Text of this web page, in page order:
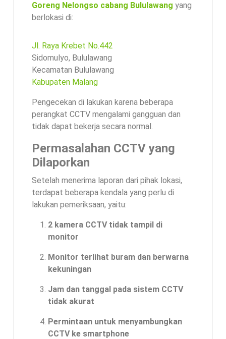
Goreng Nelongso cabang Bululawang yang
berlokasi di:
Jl. Raya Krebet No.442
Sidomulyo, Bululawang
Kecamatan Bululawang
Kabupaten Malang
Pengecekan di lakukan karena beberapa
perangkat CCTV mengalami gangguan dan
tidak dapat bekerja secara normal.
Permasalahan CCTV yang
Dilaporkan
Setelah menerima laporan dari pihak lokasi,
terdapat beberapa kendala yang perlu di
lakukan pemeriksaan, yaitu:
2 kamera CCTV tidak tampil di
monitor
Monitor terlihat buram dan berwarna
kekuningan
Jam dan tanggal pada sistem CCTV
tidak akurat
Permintaan untuk menyambungkan
CCTV ke smartphone